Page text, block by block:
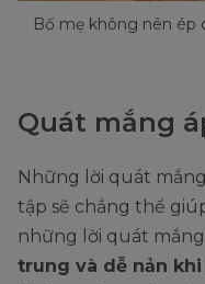
Bố mẹ không nên ép
Quát mắng
Những lời quát
tập sẽ chẳng thể
những lời quát mắng
trung và dễ nản